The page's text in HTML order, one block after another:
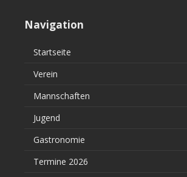
Navigation
Startseite
Verein
Mannschaften
Jugend
Gastronomie
Termine 2026